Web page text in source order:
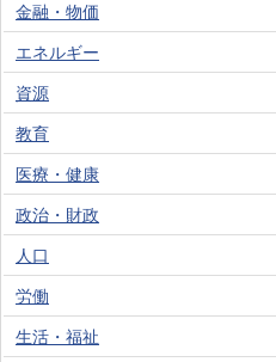
金融・物価
エネルギー
資源
教育
医療・健康
政治・財政
人口
労働
生活・福祉